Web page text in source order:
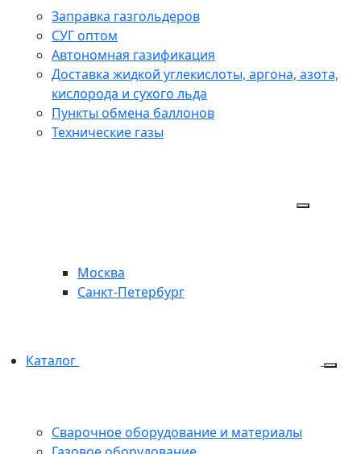
Заправка газгольдеров
СУГ оптом
Автономная газификация
Доставка жидкой углекислоты, аргона, азота,
кислорода и сухого льда
Пункты обмена баллонов
Технические газы
Москва
Санкт-Петербург
Каталог
Сварочное оборудование и материалы